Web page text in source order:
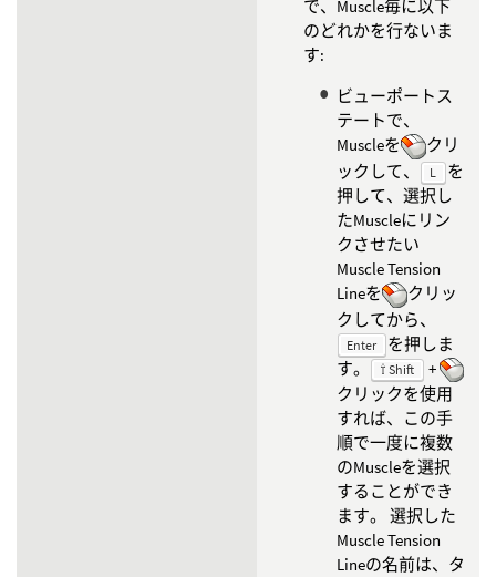
で、Muscle毎に以下
のどれかを行ないま
す:
ビューポートス
テートで、
Muscleを
クリ
ックして、
L
を
押して、選択し
たMuscleにリン
クさせたい
Muscle Tension
Lineを
クリッ
クしてから、
Enter
を押しま
す。
⇧ Shift
+
クリックを使用
すれば、この手
順で一度に複数
のMuscleを選択
することができ
ます。 選択した
Muscle Tension
Lineの名前は、タ